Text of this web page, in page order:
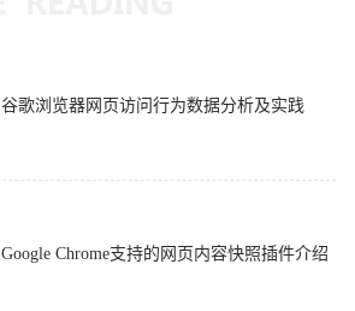
谷歌浏览器网页访问行为数据分析及实践
Google Chrome支持的网页内容快照插件介绍